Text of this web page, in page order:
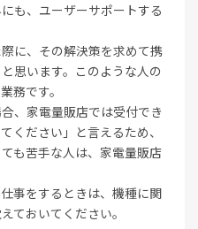
も、ユーザーサポートする
に、その解決策を求めて携
思います。このような人の
務です。
、家電量販店では受付でき
ください」と言えるため、
も苦手な人は、家電量販店
事をするときは、機種に関
ておいてください。